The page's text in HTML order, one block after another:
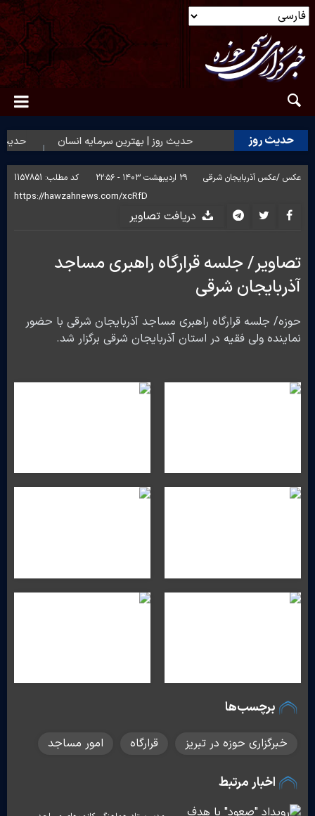
حدیث روز حدیث روز | بهترین سرمایه انسان حدیث
عکس /عکس آذربایجان شرقی ۲۹ اردیبهشت ۱۴۰۳ - ۲۲:۵۶ کد مطلب: 1157851
دریافت تصاویر
تصاویر/ جلسه قرارگاه راهبری مساجد
آذربایجان شرقی
حوزه/ جلسه قرارگاه راهبری مساجد آذربایجان شرقی با حضور
نماینده ولی فقیه در استان آذربایجان شرقی برگزار شد.
برچسب‌ها
خبرگزاری حوزه در تبریز قرارگاه امور مساجد
اخبار مرتبط